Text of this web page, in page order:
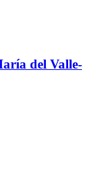
del Valle-